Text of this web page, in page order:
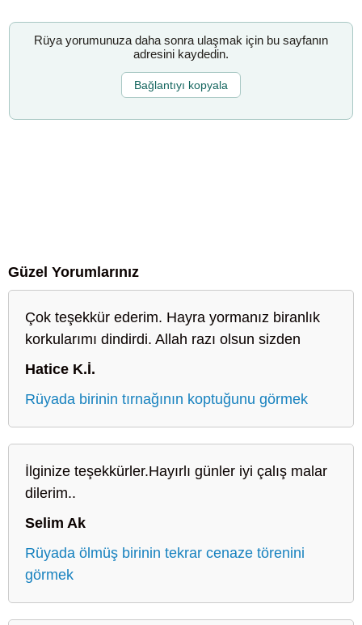
Rüya yorumunuza daha sonra ulaşmak için bu sayfanın
adresini kaydedin.
Bağlantıyı kopyala
Güzel Yorumlarınız
Çok teşekkür ederim. Hayra yormanız biranlık
korkularımı dindirdi. Allah razı olsun sizden
Hatice K.İ.
Rüyada birinin tırnağının koptuğunu görmek
İlginize teşekkürler.Hayırlı günler iyi çalış malar
dilerim..
Selim Ak
Rüyada ölmüş birinin tekrar cenaze törenini
görmek